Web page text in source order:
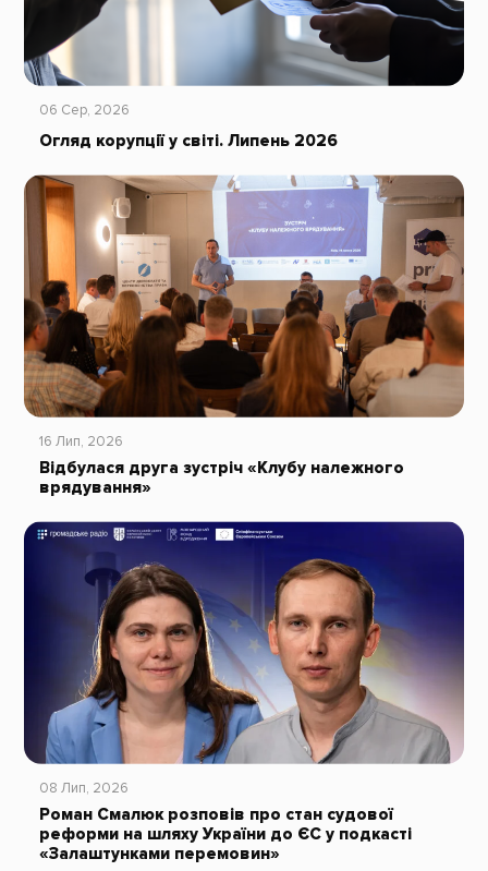
06 Сер, 2026
Огляд корупції у світі. Липень 2026
16 Лип, 2026
Відбулася друга зустріч «Клубу належного
врядування»
08 Лип, 2026
Роман Смалюк розповів про стан судової
реформи на шляху України до ЄС у подкасті
«Залаштунками перемовин»